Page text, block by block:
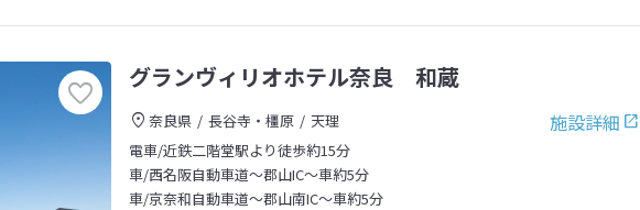
グランヴィリオホテル奈良 和蔵
施設詳細
奈良県 長谷寺・橿原
天理
電車/近鉄二階堂駅より徒歩約15分
車/西名阪自動車道～郡山IC～車約5分
車/京奈和自動車道～郡山南IC～車約5分